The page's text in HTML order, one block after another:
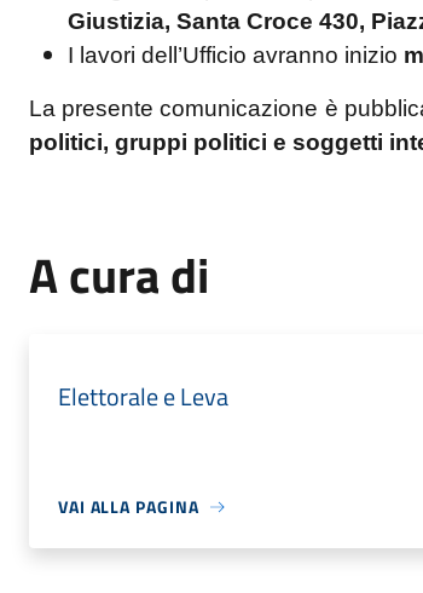
Giustizia, Santa Croce 430,
I lavori dell’Ufficio avranno inizio
La presente comunicazione è
politici, gruppi politici e soggetti
A cura di
Elettorale e Leva
VAI ALLA PAGINA